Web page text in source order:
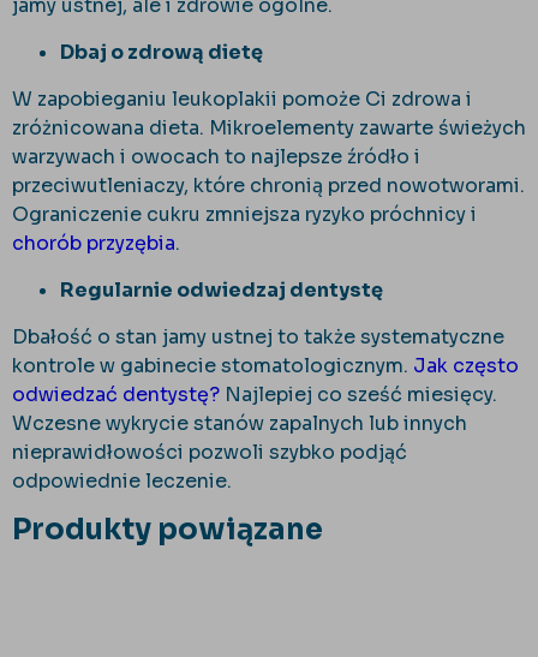
jamy ustnej, ale i zdrowie ogólne.
Dbaj o zdrową dietę
W zapobieganiu leukoplakii pomoże Ci zdrowa i
zróżnicowana dieta. Mikroelementy zawarte świeżych
warzywach i owocach to najlepsze źródło i
przeciwutleniaczy, które chronią przed nowotworami.
Ograniczenie cukru zmniejsza ryzyko próchnicy i
chorób przyzębia.
Regularnie odwiedzaj dentystę
Dbałość o stan jamy ustnej to także systematyczne
kontrole w gabinecie stomatologicznym. Jak często
odwiedzać dentystę? Najlepiej co sześć miesięcy.
Wczesne wykrycie stanów zapalnych lub innych
nieprawidłowości pozwoli szybko podjąć
odpowiednie leczenie.
Produkty powiązane